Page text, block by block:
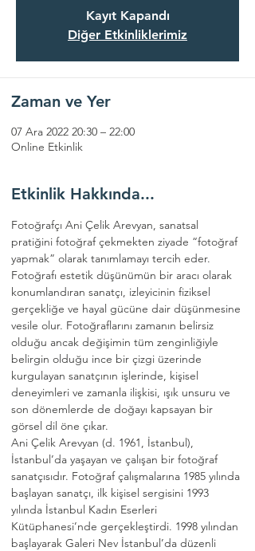
Kayıt Kapandı
Diğer Etkinliklerimiz
Zaman ve Yer
07 Ara 2022 20:30 – 22:00
Online Etkinlik
Etkinlik Hakkında...
Fotoğrafçı Ani Çelik Arevyan, sanatsal
pratiğini fotoğraf çekmekten ziyade “fotoğraf
yapmak” olarak tanımlamayı tercih eder.
Fotoğrafı estetik düşünümün bir aracı olarak
konumlandıran sanatçı, izleyicinin fiziksel
gerçekliğe ve hayal gücüne dair düşünmesine
vesile olur. Fotoğraflarını zamanın belirsiz
olduğu ancak değişimin tüm zenginliğiyle
belirgin olduğu ince bir çizgi üzerinde
kurgulayan sanatçının işlerinde, kişisel
deneyimleri ve zamanla ilişkisi, ışık unsuru ve
son dönemlerde de doğayı kapsayan bir
görsel dil öne çıkar.
Ani Çelik Arevyan (d. 1961, İstanbul),
İstanbul’da yaşayan ve çalışan bir fotoğraf
sanatçısıdır. Fotoğraf çalışmalarına 1985 yılında
başlayan sanatçı, ilk kişisel sergisini 1993
yılında İstanbul Kadın Eserleri
Kütüphanesi’nde gerçekleştirdi. 1998 yılından
başlayarak Galeri Nev İstanbul’da düzenli